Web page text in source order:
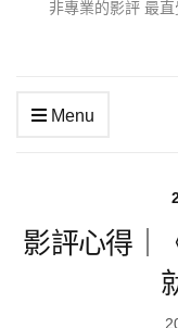
非專業的影評 最
Menu
影評心得｜